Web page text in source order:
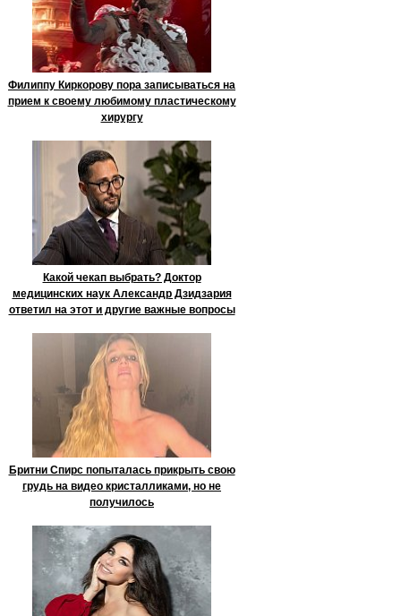
Филиппу Киркорову пора записываться на
прием к своему любимому пластическому
хирургу
Какой чекап выбрать? Доктор
медицинских наук Александр Дзидзария
ответил на этот и другие важные вопросы
Бритни Спирс попыталась прикрыть свою
грудь на видео кристалликами, но не
получилось